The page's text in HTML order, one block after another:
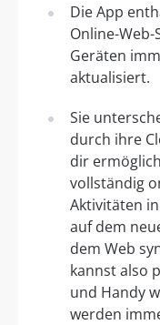
Die App
Online-
Geräten
aktualisiert.
Sie
durch ihre
dir
vollständig
Aktivitäten
auf dem
dem Web
kannst also
und Handy
werden